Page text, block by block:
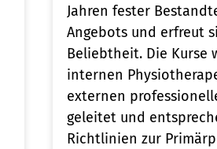
Jahren fester
Angebots und erfreut
Beliebtheit. Die Kurse
internen
externen
geleitet und
Richtlinien zur